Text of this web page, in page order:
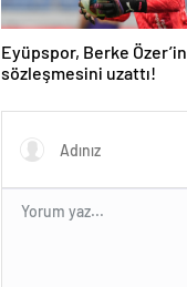
Eyüpspor, Berke Özer’in
sözleşmesini uzattı!